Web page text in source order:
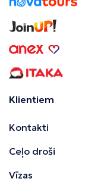
Klientiem
Kontakti
Ceļo droši
Vīzas